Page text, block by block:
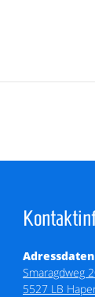
Adressdaten
Smaragdweg
5527 LB